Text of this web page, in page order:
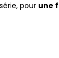
pour une